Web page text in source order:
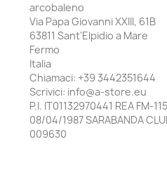
arcobaleno
Via Papa Giovanni XXIII, 61B
63811 Sant'Elpidio a Mare
Fermo
Italia
Chiamaci: +39 3442351644
Scrivici: info@a-store.eu
P.I. IT01132970441 REA FM-
08/04/1987 SARABANDA
009630